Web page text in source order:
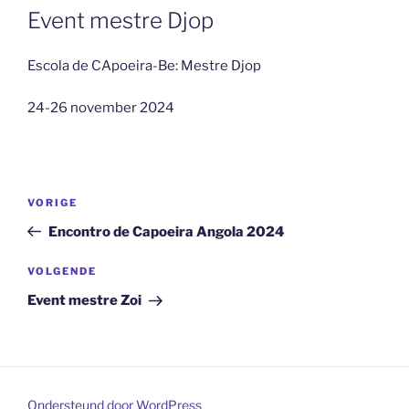
Event mestre Djop
Escola de CApoeira-Be: Mestre Djop
24-26 november 2024
Vorig
bericht
VORIGE
Encontro de Capoeira Angola 2024
Volgend
bericht
VOLGENDE
Event mestre Zoi
Ondersteund door WordPress